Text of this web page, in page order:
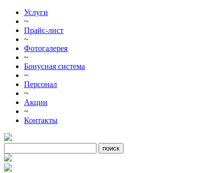
Услуги
~
Прайс-лист
~
Фотогалерея
~
Бонусная система
~
Персонал
~
Акции
~
Контакты